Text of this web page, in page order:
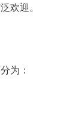
欢迎。
为：